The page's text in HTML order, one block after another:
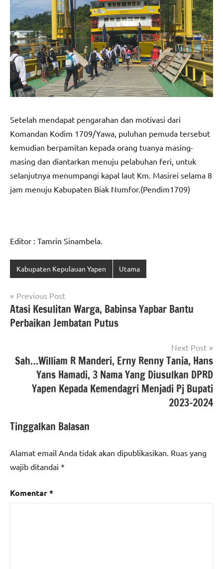
Setelah mendapat pengarahan dan motivasi dari
Komandan Kodim 1709/Yawa, puluhan pemuda tersebut
kemudian berpamitan kepada orang tuanya masing-
masing dan diantarkan menuju pelabuhan feri, untuk
selanjutnya menumpangi kapal laut Km. Masirei selama 8
jam menuju Kabupaten Biak Numfor.(Pendim1709)
Editor : Tamrin Sinambela.
Kabupaten Kepulauan Yapen Utama
Navigasi
pos
Previous Post
Atasi Kesulitan Warga, Babinsa Yapbar Bantu
Perbaikan Jembatan Putus
Next Post
Sah…William R Manderi, Erny Renny Tania, Hans
Yans Hamadi, 3 Nama Yang Diusulkan DPRD
Yapen Kepada Kemendagri Menjadi Pj Bupati
2023-2024
Tinggalkan Balasan
Alamat email Anda tidak akan dipublikasikan. Ruas yang
wajib ditandai *
Komentar*